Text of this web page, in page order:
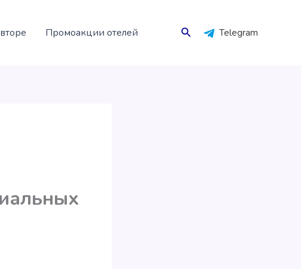
Промоакции отелей Поиск Telegram